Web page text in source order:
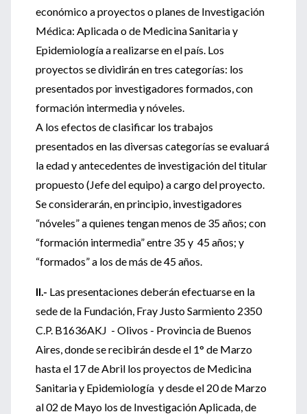
económico a proyectos o planes de Investigación
Médica: Aplicada o de Medicina Sanitaria y
Epidemiología a realizarse en el país. Los
proyectos se dividirán en tres categorías: los
presentados por investigadores formados, con
formación intermedia y nóveles.
A los efectos de clasificar los trabajos
presentados en las diversas categorías se evaluará
la edad y antecedentes de investigación del titular
propuesto (Jefe del equipo) a cargo del proyecto.
Se considerarán, en principio, investigadores
“nóveles” a quienes tengan menos de 35 años; con
“formación intermedia” entre 35 y 45 años; y
“formados” a los de más de 45 años.
II.- Las presentaciones deberán efectuarse en la
sede de la Fundación, Fray Justo Sarmiento 2350
C.P. B1636AKJ - Olivos - Provincia de Buenos
Aires, donde se recibirán desde el 1° de Marzo
hasta el 17 de Abril los proyectos de Medicina
Sanitaria y Epidemiología y desde el 20 de Marzo
al 02 de Mayo los de Investigación Aplicada, de